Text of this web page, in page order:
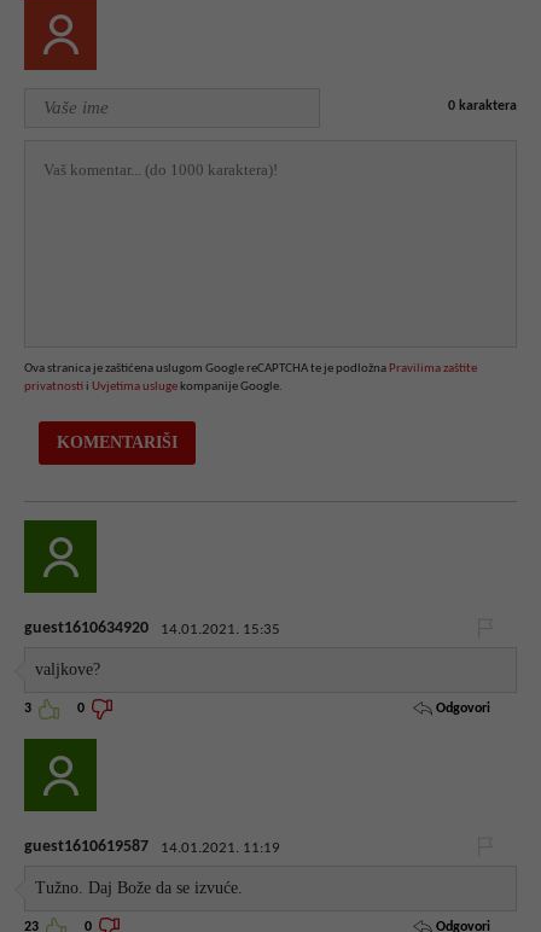
0 karaktera
Ova stranica je zaštićena uslugom Google reCAPTCHA te je podložna Pravilima zaštite
privatnosti i Uvjetima usluge kompanije Google.
guest1610634920 14.01.2021. 15:35
valjkove?
3 0 Odgovori
guest1610619587 14.01.2021. 11:19
Tužno. Daj Bože da se izvuće.
23 0 Odgovori